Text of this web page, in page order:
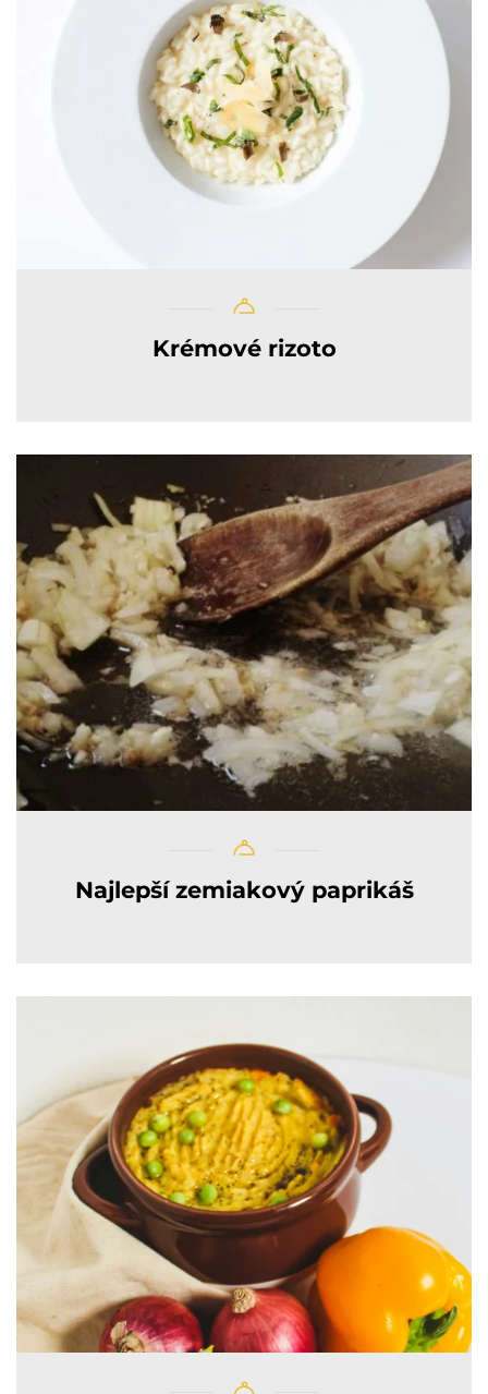
Krémové rizoto
Najlepší zemiakový paprikáš